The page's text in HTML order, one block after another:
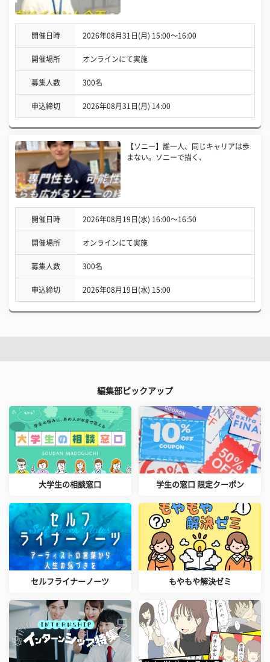
開催日時 2026年08月31日(月) 15:00〜16:00
開催場所 オンラインにて実施
募集人数 300名
申込締切 2026年08月31日(月) 14:00
【ソニー】誰一人、同じキャリアは歩
まない。ソニーで描く、
開催日時 2026年08月19日(水) 16:00〜16:50
開催場所 オンラインにて実施
募集人数 300名
申込締切 2026年08月19日(水) 15:00
編集部ピックアップ
大学生の相談窓口 学生の窓口 限定クーポン
セルフライナーノーツ もやもや解決ゼミ